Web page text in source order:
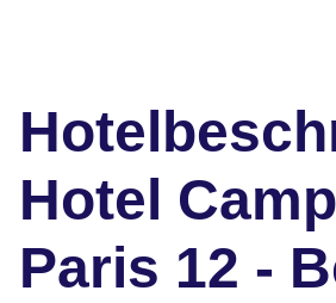
Hotel
Paris 12 -